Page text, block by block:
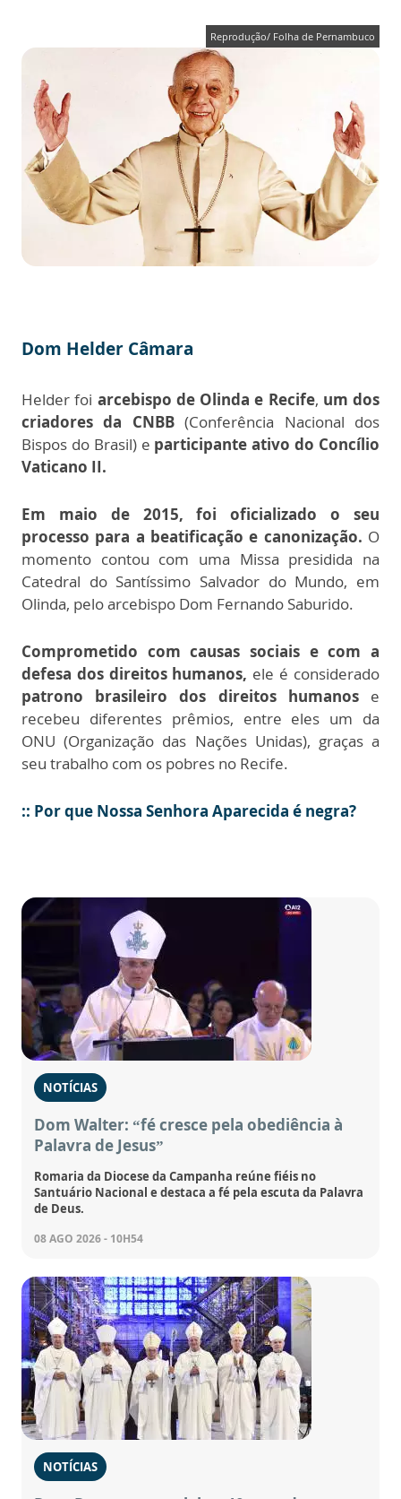
Reprodução/ Folha de Pernambuco
Dom Helder Câmara
Helder foi arcebispo de Olinda e Recife, um dos
criadores da CNBB(Conferência Nacional dos
Bispos do Brasil) e participante ativo do Concílio
Vaticano II.
Em maio de 2015, foi oficializado o seu
processo para a beatificação e canonização. O
momento contou com uma Missa presidida na
Catedral do Santíssimo Salvador do Mundo, em
Olinda, pelo arcebispo Dom Fernando Saburido.
Comprometido com causas sociais e com a
defesa dos direitos humanos, ele é considerado
patrono brasileiro dos direitos humanose
recebeu diferentes prêmios, entre eles um da
ONU (Organização das Nações Unidas), graças a
seu trabalho com os pobres no Recife.
:: Por que Nossa Senhora Aparecida é negra?
NOTÍCIAS
Dom Walter: “fé cresce pela obediência à
Palavra de Jesus”
Romaria da Diocese da Campanha reúne fiéis no
Santuário Nacional e destaca a fé pela escuta da Palavra
de Deus.
08 AGO 2026 - 10H54
NOTÍCIAS